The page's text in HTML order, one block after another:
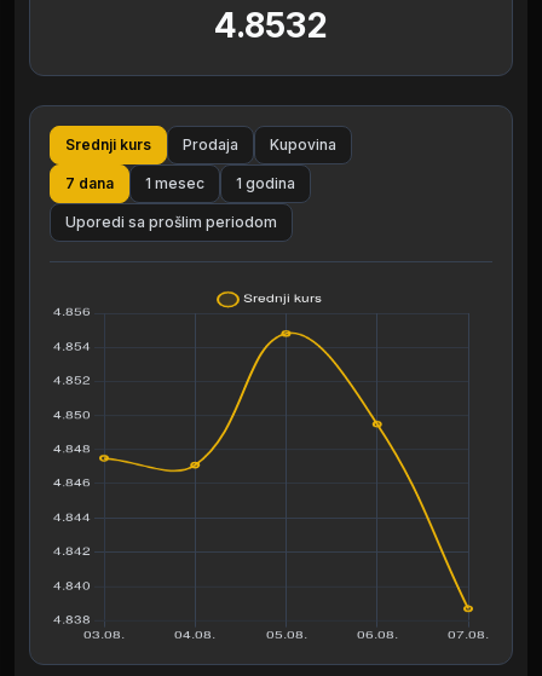
4.8532
Srednji kurs Prodaja Kupovina
7 dana 1 mesec 1 godina
Uporedi sa prošlim periodom